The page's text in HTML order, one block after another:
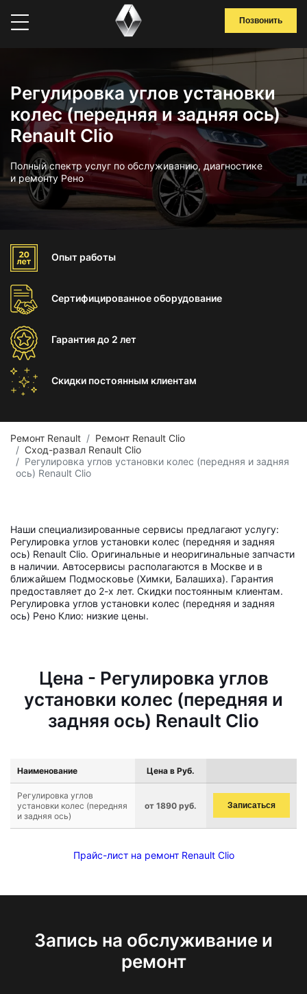
Позвонить
Регулировка углов установки
колес (передняя и задняя ось)
Renault Clio
Полный спектр услуг по обслуживанию, диагностике
и ремонту Рено
Опыт работы
Сертифицированноеоборудование
Гарантиядо 2 лет
Скидки постоянным клиентам
Ремонт Renault
Ремонт Renault Clio
Сход-развал Renault Clio
Регулировка углов установки колес (передняя и задняя
ось) Renault Clio
Наши специализированные сервисы предлагают услугу:
Регулировка углов установки колес (передняя и задняя
ось) Renault Clio. Оригинальные и неоригинальные запчасти
в наличии. Автосервисы располагаются в Москве и в
ближайшем Подмосковье (Химки, Балашиха). Гарантия
предоставляет до 2-х лет. Скидки постоянным клиентам.
Регулировка углов установки колес (передняя и задняя
ось) Рено Клио: низкие цены.
Цена - Регулировка углов
установки колес (передняя и
задняя ось) Renault Clio
Наименование Цена в Руб.
Регулировка углов
установки колес (передняя
и задняя ось)
от 1890 руб. Записаться
Прайс-лист на ремонт Renault Clio
Запись на обслуживание и
ремонт